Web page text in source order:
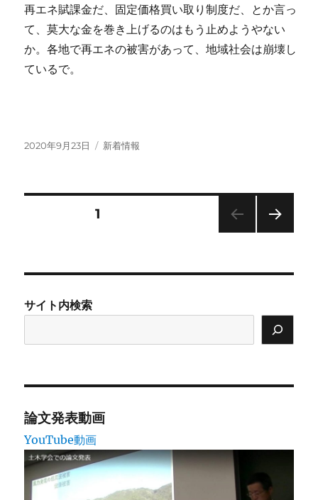
再エネ賦課金だ、固定価格買い取り制度だ、とか言っ
て、莫大な金を巻き上げるのはもう止めようやない
か。各地で再エネの被害があって、地域社会は崩壊し
ているで。
投
2020年9月23日
カ
新着情報
の
ペ
ー
ジ
送
り
固定ページ1
サイト内検索
論文発表動画
YouTube動画